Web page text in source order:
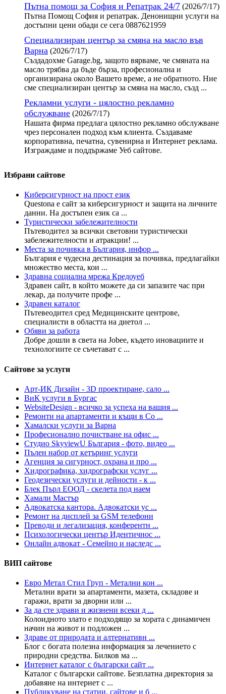
Пътна помощ за София и Репатрак 24/7 (2026/7/17)
Пътна Помощ София и репатрак. Денонищни услуги на
достъпни цени обади се сега 0887621959
Специализиран център за смяна на масло във
Варна (2026/7/17)
Създадохме Garage.bg, защото вярваме, че смяната на
масло трябва да бъде бърза, професионална и
организирана около Вашето време, а не обратното. Ние
сме специализиран център за смяна на масло, създ ...
Рекламни услуги - цялостно рекламно
обслужване (2026/7/17)
Нашата фирма предлага цялостно рекламно обслужване
чрез персонален подход към клиента. Създаваме
корпоративна, печатна, сувенирна и Интернет реклама.
Изграждаме и поддържаме Уеб сайтове.
Избрани сайтове
Киберсигурност на прост език
Questona е сайт за киберсигурност и защита на личните
данни. На достъпен език са ...
Туристически забележителности
Пътеводител за всички световни туристически
забележителности и атракции! ...
Места за почивка в България, инфор ...
България е чудесна дестинация за почивка, предлагайки
множество места, кои ...
Здравна социална мрежа Кредоуеб
Здравен сайт, в който можете да си запазите час при
лекар, да получите профе ...
Здравен каталог
Пътевеодител сред Медицинските центрове,
специалисти в областта на диетол ...
Обяви за работа
Добре дошли в света на Jobee, където иновациите и
технологиите се съчетават с ...
Сайтове за услуги
Арт-ИК Дизайн - 3D проектиране, сало ...
ВиК услуги в Бургас
WebsiteDesign - всичко за успеха на вашия ...
Ремонти на апартаменти и къщи в Со ...
Хамалски услуги за Варна
Професионално почистване на офис ...
Студио SkyviewU България - фото, видео ...
Пълен набор от кетъринг услуги
Агенция за сигурност, охрана и про ...
Хидрографика, хидрографски услуг ...
Геодезически услуги и дейности - к ...
Блек Пърл ЕООД - скелета под наем
Хамали Мастър
Адвокатска кантора. Адвокатски ус ...
Ремонт на дисплей за GSM телефони
Преводи и легализация, конферентн ...
Психологически център Идентичнос ...
Онлайн адвокат - Семейно и наследс ...
ВИП сайтове
Евро Метал Стил Груп - Метални кон ...
Метални врати за апартаменти, мазета, складове и
гаражи, врати за дворни или ...
За да сте здрави и жизнени всеки д ...
Колoидното злато е подходящо за хората с динамичен
начин на живот и подложен ...
Здраве от природата и алтернативн ...
Блог с богата полезна информация за лечението с
природни средства. Билков ма ...
Интернет каталог с български сайт ...
Каталог с български сайтове. Безплатна директория за
добавяне на интернет с ...
Публикуване на статии, сайтове и б ...